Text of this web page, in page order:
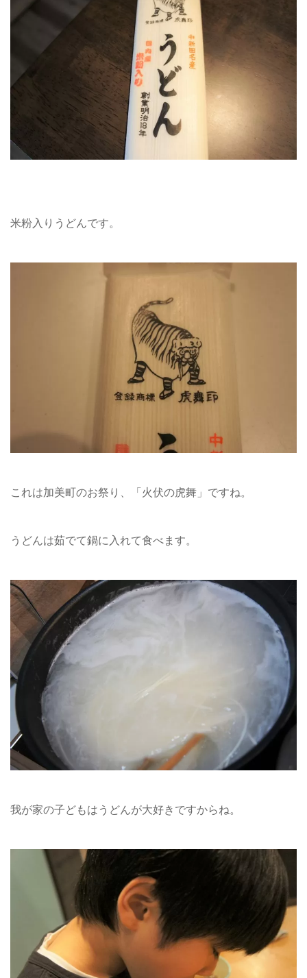
米粉入りうどんです。
これは加美町のお祭り、「火伏の虎舞」ですね。
うどんは茹でて鍋に入れて食べます。
我が家の子どもはうどんが大好きですからね。